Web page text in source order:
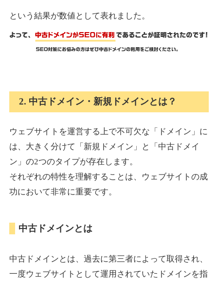
詳細を見る
fukuoka-marathon.com
torigirl-movie.com
ジャンルその他
DA38 外部リンク数 383 ドメイン年齢10年
10,800円 入札 0件
vrnvroomn.com
ジャンル通販
という結果が数値として表れました。
2. 中古ドメイン・新規ドメインとは？
ウェブサイトを運営する上で不可欠な「ドメイン」に
は、大きく分けて「新規ドメイン」と「中古ドメイ
ン」の2つのタイプが存在します。
それぞれの特性を理解することは、ウェブサイトの成
功において非常に重要です。
中古ドメインとは
中古ドメインとは、過去に第三者によって取得され、
一度ウェブサイトとして運用されていたドメインを指